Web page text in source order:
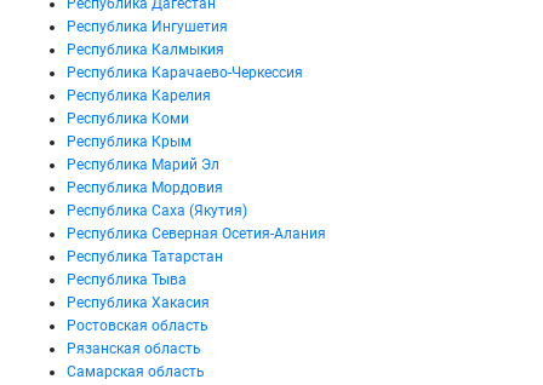
Республика Дагестан
Республика Ингушетия
Республика Калмыкия
Республика Карачаево-Черкессия
Республика Карелия
Республика Коми
Республика Крым
Республика Марий Эл
Республика Мордовия
Республика Саха (Якутия)
Республика Северная Осетия-Алания
Республика Татарстан
Республика Тыва
Республика Хакасия
Ростовская область
Рязанская область
Самарская область